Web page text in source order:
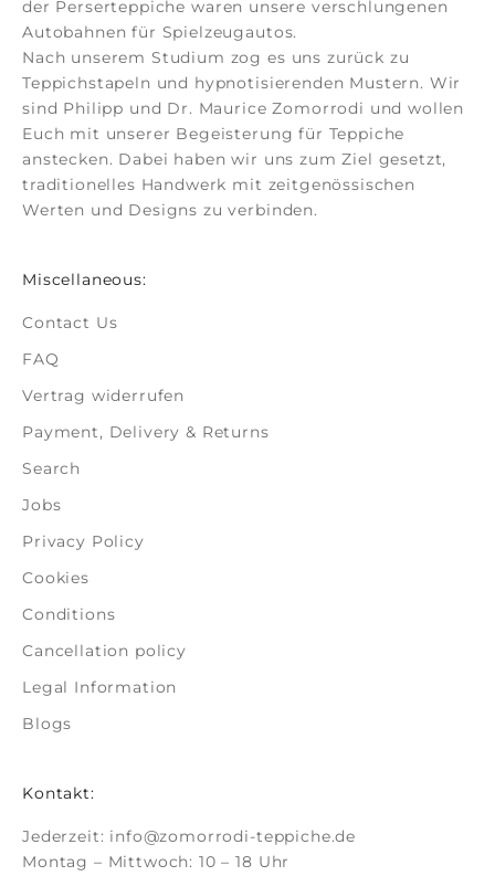
der Perserteppiche waren unsere verschlungenen
Autobahnen für Spielzeugautos.
Nach unserem Studium zog es uns zurück zu
Teppichstapeln und hypnotisierenden Mustern. Wir
sind Philipp und Dr. Maurice Zomorrodi und wollen
Euch mit unserer Begeisterung für Teppiche
anstecken. Dabei haben wir uns zum Ziel gesetzt,
traditionelles Handwerk mit zeitgenössischen
Werten und Designs zu verbinden.
Miscellaneous:
Contact Us
FAQ
Vertrag widerrufen
Payment, Delivery & Returns
Search
Jobs
Privacy Policy
Cookies
Conditions
Cancellation policy
Legal Information
Blogs
Kontakt:
Jederzeit: info@zomorrodi-teppiche.de
Montag – Mittwoch: 10 – 18 Uhr